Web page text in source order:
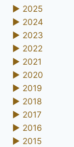
► 2025
► 2024
► 2023
► 2022
► 2021
► 2020
► 2019
► 2018
► 2017
► 2016
► 2015